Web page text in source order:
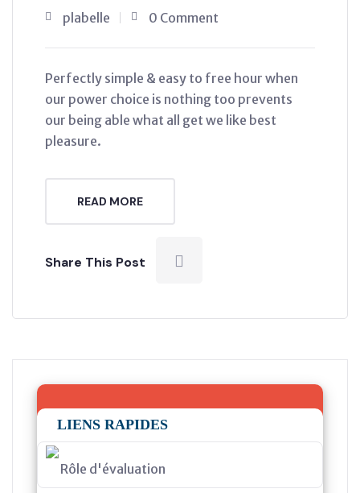
plabelle 0 Comment
Perfectly simple & easy to free hour when
our power choice is nothing too prevents
our being able what all get we like best
pleasure.
READ MORE
Share This Post
LIENS RAPIDES
Rôle d'évaluation